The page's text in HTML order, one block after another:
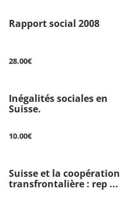
Rapport social 2008
28.00€
Inégalités sociales en
Suisse.
10.00€
Suisse et la coopération
transfrontalière : rep ...